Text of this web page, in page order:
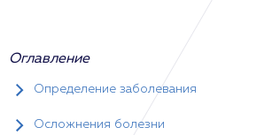
Оглавление
Определение заболевания
Осложнения болезни